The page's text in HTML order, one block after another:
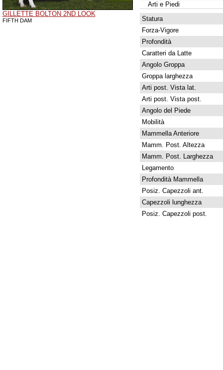
GILLETTE BOLTON 2ND LOOK
FIFTH DAM
Arti e Piedi
Statura
Forza-Vigore
Profondità
Caratteri da Latte
Angolo Groppa
Groppa larghezza
Arti post. Vista lat.
Arti post. Vista post.
Angolo del Piede
Mobilità
Mammella Anteriore
Mamm. Post. Altezza
Mamm. Post. Larghezza
Legamento
Profondità Mammella
Posiz. Capezzoli ant.
Capezzoli lunghezza
Posiz. Capezzoli post.